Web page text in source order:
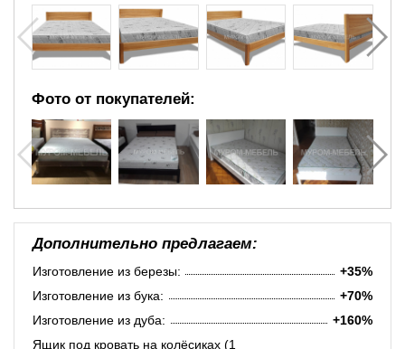
Фото от покупателей:
Дополнительно предлагаем:
Изготовление из березы:
+35%
Изготовление из бука:
+70%
Изготовление из дуба:
+160%
Ящик под кровать на колёсиках (1